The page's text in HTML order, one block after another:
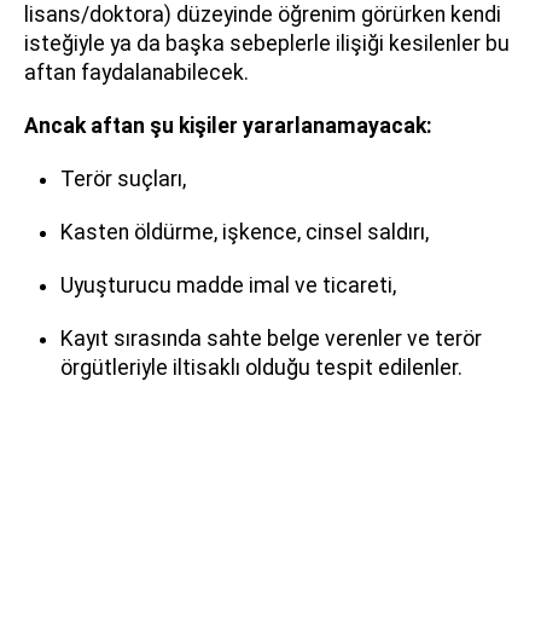
lisans/doktora) düzeyinde öğrenim görürken kendi
isteğiyle ya da başka sebeplerle ilişiği kesilenler bu
aftan faydalanabilecek.
Ancak aftan şu kişiler yararlanamayacak:
Terör suçları,
Kasten öldürme, işkence, cinsel saldırı,
Uyuşturucu madde imal ve ticareti,
Kayıt sırasında sahte belge verenler ve terör
örgütleriyle iltisaklı olduğu tespit edilenler.